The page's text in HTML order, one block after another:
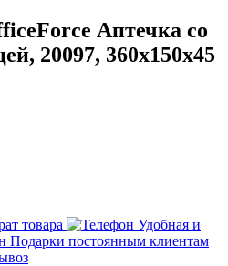
Аптечка со
20097, 360х150х45
товара
Удобная и
Подарки постоянным клиентам